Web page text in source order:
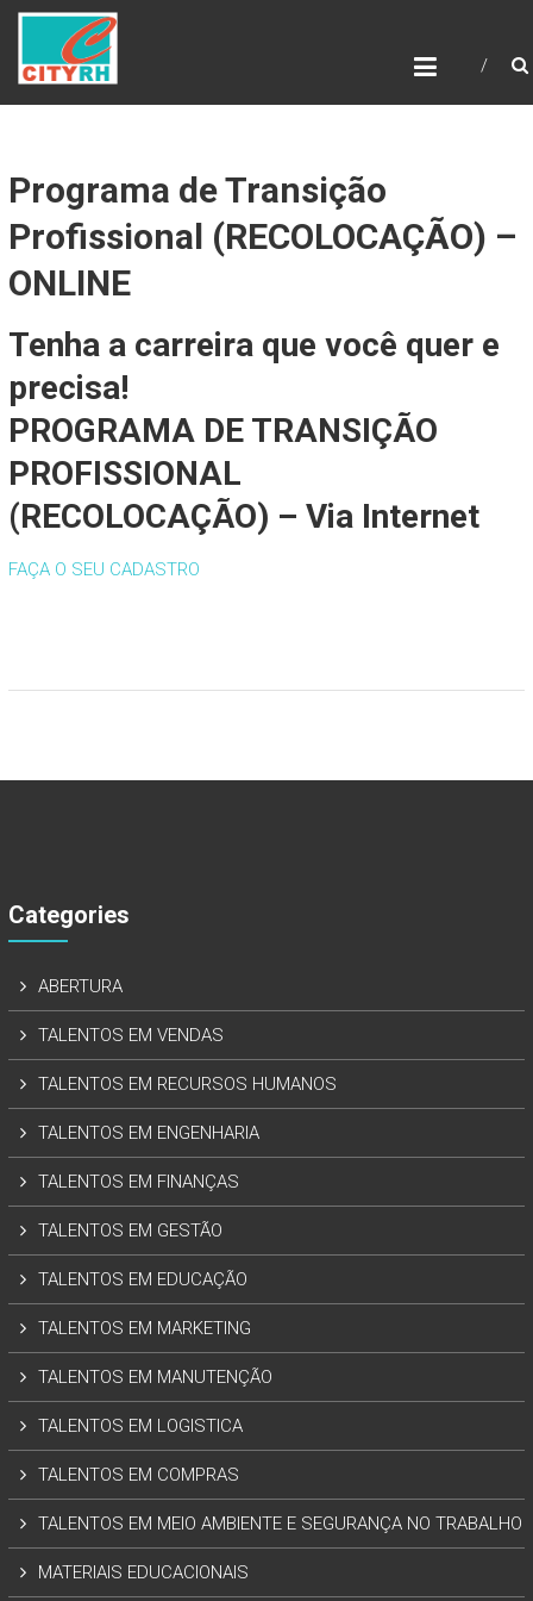
Skip
content
Programa de Transição
Profissional (RECOLOCAÇÃO) –
ONLINE
Tenha a carreira que você quer e
precisa!
PROGRAMA DE TRANSIÇÃO
PROFISSIONAL
(RECOLOCAÇÃO) – Via Internet
FAÇA O SEU CADASTRO
Categories
ABERTURA
TALENTOS EM VENDAS
TALENTOS EM RECURSOS HUMANOS
TALENTOS EM ENGENHARIA
TALENTOS EM FINANÇAS
TALENTOS EM GESTÃO
TALENTOS EM EDUCAÇÃO
TALENTOS EM MARKETING
TALENTOS EM MANUTENÇÃO
TALENTOS EM LOGISTICA
TALENTOS EM COMPRAS
TALENTOS EM MEIO AMBIENTE E SEGURANÇA NO TRABALHO
MATERIAIS EDUCACIONAIS